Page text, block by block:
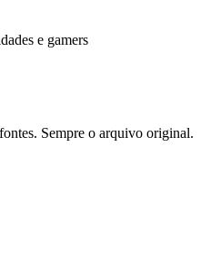
e gamers
Sempre o arquivo original.